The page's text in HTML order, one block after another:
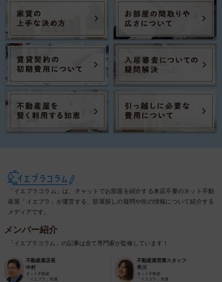
「イエプラコラム」は、チャットでお部屋を紹介する来店不要のネット不動
産屋「イエプラ」が運営する、部屋探しの疑問や街の情報について紹介する
メディアです。
メンバー紹介
「イエプラコラム」の記事は全て専門家が監修しています！
不動産屋店長
中村
ネット不動産
「イエプラ」所属
不動産屋営業スタッフ
早川
ネット不動産
「イエプラ」所属